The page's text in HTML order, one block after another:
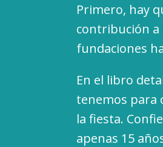
Primero, hay
contribución a
fundaciones
En el libro
tenemos para
la fiesta.
apenas 15